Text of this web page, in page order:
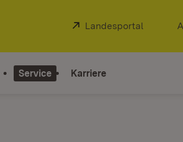
Extern:
Landesportal (Öffnet
Service Karriere